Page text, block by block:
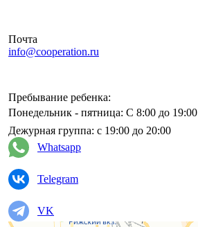
Почта
info@cooperation.ru
Пребывание ребенка:
Понедельник - пятница: С 8:00 до 19:00
Дежурная группа: с 19:00 до 20:00
Whatsapp
Telegram
VK